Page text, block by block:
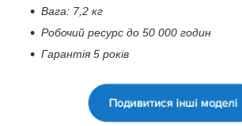
Вага: 7,2 кг
Робочий ресурс до 50 000 годин
Гарантія 5 років